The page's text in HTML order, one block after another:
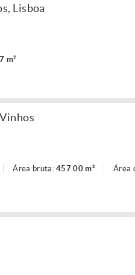
Lisboa
m²
Área bruta:457.00 m² Área